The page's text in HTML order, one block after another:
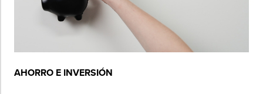
AHORRO E INVERSIÓN